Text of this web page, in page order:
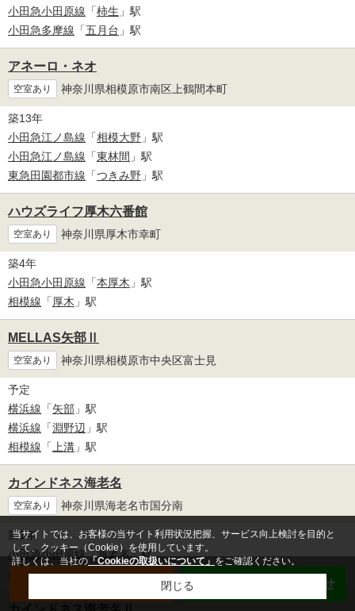
小田急小田原線 「柿生 」駅
小田急多摩線 「五月台 」駅
アネーロ・ネオ
空室あり 神奈川県相模原市南区上鶴間本町
築13年
小田急江ノ島線 「相模大野 」駅
小田急江ノ島線 「東林間 」駅
東急田園都市線 「つきみ野 」駅
ハウズライフ厚木六番館
空室あり 神奈川県厚木市幸町
築4年
小田急小田原線 「本厚木 」駅
相模線 「厚木 」駅
MELLAS矢部Ⅱ
空室あり 神奈川県相模原市中央区富士見
予定
横浜線 「矢部 」駅
横浜線 「淵野辺 」駅
相模線 「上溝 」駅
カインドネス海老名
空室あり 神奈川県海老名市国分南
築1年
小田急小田原線「海老名」駅
相鉄本線「かしわ台」駅
LINEチャットでお問合せ
当サイトでは、お客様の当サイト利用状況把握、サービス向上検討を目的と
して、クッキー（Cookie）を使用しています。
詳しくは、当社の 「Cookieの取扱いについて」 をご確認ください。
閉じる